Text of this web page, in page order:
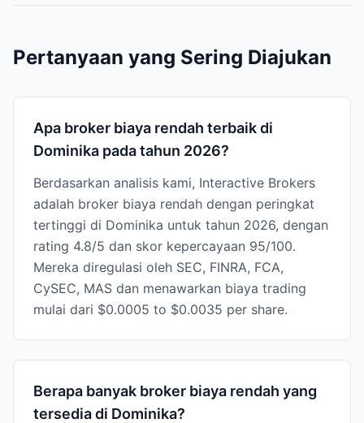
Pertanyaan yang Sering Diajukan
Apa broker biaya rendah terbaik di
Dominika pada tahun 2026?
Berdasarkan analisis kami, Interactive Brokers
adalah broker biaya rendah dengan peringkat
tertinggi di Dominika untuk tahun 2026, dengan
rating 4.8/5 dan skor kepercayaan 95/100.
Mereka diregulasi oleh SEC, FINRA, FCA,
CySEC, MAS dan menawarkan biaya trading
mulai dari $0.0005 to $0.0035 per share.
Berapa banyak broker biaya rendah yang
tersedia di Dominika?